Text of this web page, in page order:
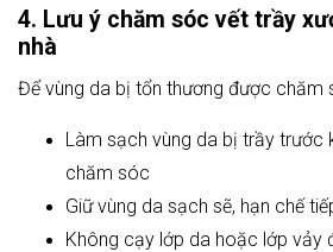
4. Lưu ý chăm sóc vết trầy
nhà
Để vùng da bị tổn thương được chăm
Làm sạch vùng da bị trầy trước
chăm sóc
Giữ vùng da sạch sẽ, hạn chế
Không cạy lớp da hoặc lớp vảy